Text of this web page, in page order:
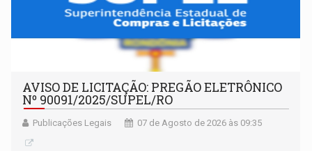
AVISO DE LICITAÇÃO: PREGÃO ELETRÔNICO
Nº 90091/2025/SUPEL/RO
Publicações Legais 07 de Agosto de 2026 às 09:35